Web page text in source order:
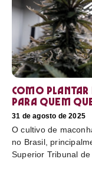
Como plantar
para quem
31 de agosto de 2025
O cultivo de
no Brasil,
Superior Tribunal